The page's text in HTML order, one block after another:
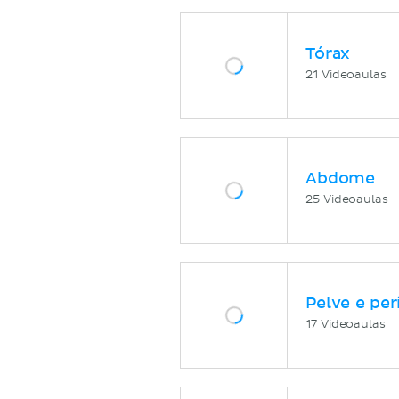
Tórax
21 Videoaulas
Abdome
25 Videoaulas
Pelve e
17 Videoaulas